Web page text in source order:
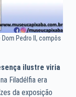
Pedro II, compôs
ilustre viria
Filadélfia era
da exposição